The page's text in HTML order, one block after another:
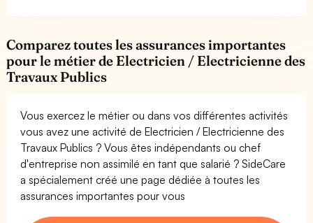
Comparez toutes les assurances importantes
pour le métier de Electricien / Electricienne des
Travaux Publics
Vous exercez le métier ou dans vos différentes activités
vous avez une activité de Electricien / Electricienne des
Travaux Publics ? Vous êtes indépendants ou chef
d'entreprise non assimilé en tant que salarié ? SideCare
a spécialement créé une page dédiée à toutes les
assurances importantes pour vous